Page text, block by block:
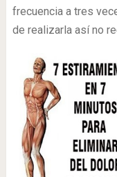
frecuencia a tres
de realizarla así no